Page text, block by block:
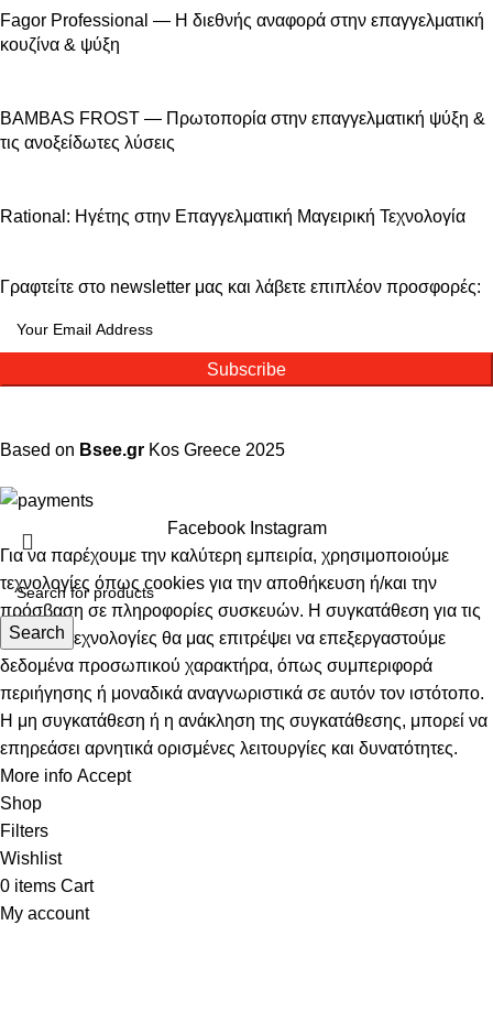
Fagor Professional — Η διεθνής αναφορά στην επαγγελματική
κουζίνα & ψύξη
BAMBAS FROST — Πρωτοπορία στην επαγγελματική ψύξη &
τις ανοξείδωτες λύσεις
Rational: Ηγέτης στην Επαγγελματική Μαγειρική Τεχνολογία
Γραφτείτε στο newsletter μας και λάβετε επιπλέον προσφορές:
Subscribe
Based on Bsee.gr Kos Greece 2025
Search
Facebook Instagram
Για να παρέχουμε την καλύτερη εμπειρία, χρησιμοποιούμε
τεχνολογίες όπως cookies για την αποθήκευση ή/και την
πρόσβαση σε πληροφορίες συσκευών. Η συγκατάθεση για τις
εν λόγω τεχνολογίες θα μας επιτρέψει να επεξεργαστούμε
δεδομένα προσωπικού χαρακτήρα, όπως συμπεριφορά
περιήγησης ή μοναδικά αναγνωριστικά σε αυτόν τον ιστότοπο.
Η μη συγκατάθεση ή η ανάκληση της συγκατάθεσης, μπορεί να
επηρεάσει αρνητικά ορισμένες λειτουργίες και δυνατότητες.
More info Accept
Shop
Filters
Wishlist
0 items Cart
My account